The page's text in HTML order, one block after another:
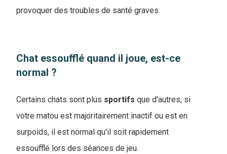
provoquer des troubles de santé graves.
Chat essoufflé quand il joue, est-ce
normal ?
Certains chats sont plus sportifs que d'autres, si
votre matou est majoritairement inactif ou est en
surpoids, il est normal qu'il soit rapidement
essoufflé lors des séances de jeu.